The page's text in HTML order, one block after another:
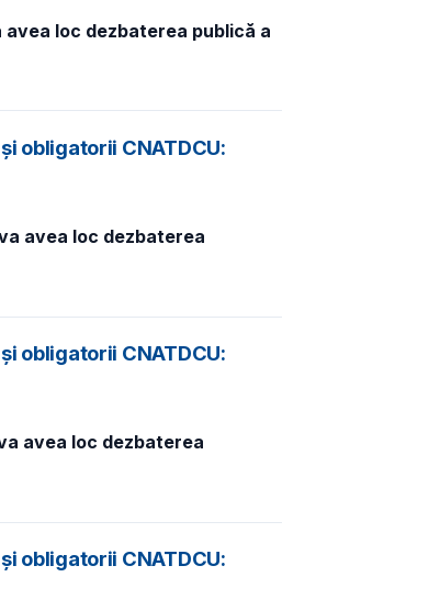
loc dezbaterea publică a
obligatorii CNATDCU:
avea loc dezbaterea
obligatorii CNATDCU:
avea loc dezbaterea
obligatorii CNATDCU: